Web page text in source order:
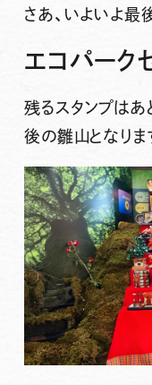
さあ、いよいよ最
エコパーク
残るスタンプはあ
後の雛山となりま